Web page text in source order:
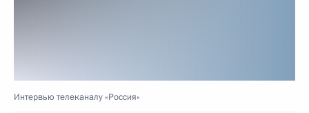
Интервью телеканалу «Россия»